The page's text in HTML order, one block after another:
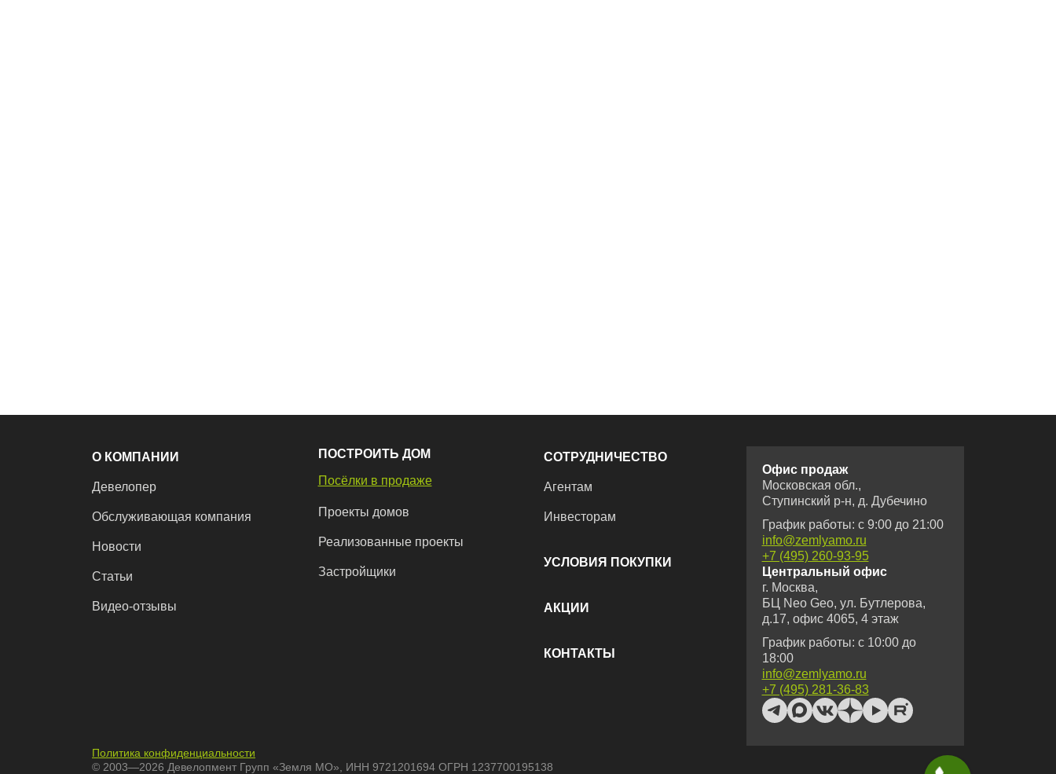
О КОМПАНИИ
Девелопер
Обслуживающая компания
Новости
Статьи
Видео-отзывы
ПОСТРОИТЬ ДОМ
Посёлки в продаже
Проекты домов
Реализованные проекты
Застройщики
СОТРУДНИЧЕСТВО
Агентам
Инвесторам
УСЛОВИЯ ПОКУПКИ
АКЦИИ
КОНТАКТЫ
Офис продаж
Московская обл.,
Ступинский р-н, д. Дубечино
График работы: с 9:00 до 21:00
info@zemlyamo.ru
+7 (495) 260-93-95
Центральный офис
г. Москва,
БЦ Neo Geo, ул. Бутлерова,
д.17, офис 4065, 4 этаж
График работы: с 10:00 до
18:00
info@zemlyamo.ru
+7 (495) 281-36-83
Политика конфиденциальности
© 2003—2026 Девелопмент Групп «Земля МО», ИНН 9721201694 ОГРН 1237700195138